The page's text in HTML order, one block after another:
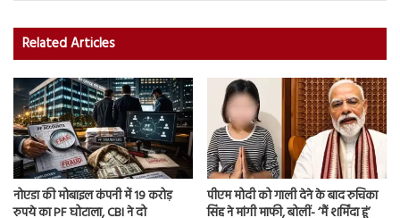
Related Articles
नोएडा की मोबाइल कंपनी में 19 करोड़
रुपये का PF घोटाला, CBI ने दो
पीएम मोदी को गाली देने के बाद रुचिका
सिंह ने मांगी माफी, बोलीं- ‘मैं शर्मिंदा हूं’